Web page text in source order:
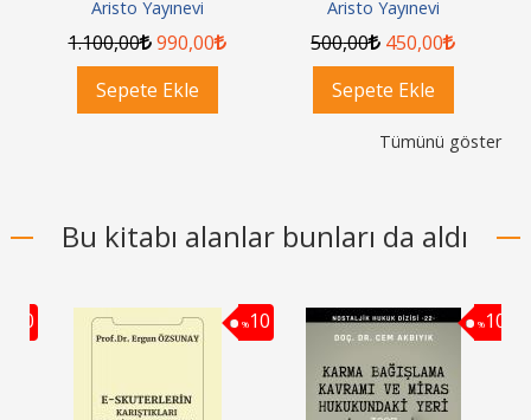
Aristo Yayınevi
1.100,00 990,00
Sepete Ekle
Aristo Yayınevi
500,00 450,00
Sepete Ekle
Tümünü göster
Bu kitabı alanlar bunları da aldı
10 %10 %10